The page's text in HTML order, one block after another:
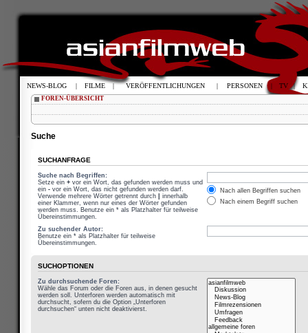
FOREN-ÜBERSICHT
Suche
SUCHANFRAGE
Suche nach Begriffen:
Setze ein + vor ein Wort, das gefunden werden muss und
ein - vor ein Wort, das nicht gefunden werden darf.
Verwende mehrere Wörter getrennt durch
innerhalb
einer Klammer, wenn nur eines der Wörter gefunden
werden muss. Benutze ein * als Platzhalter für teilweise
Übereinstimmungen.
Nach allen Begriffen suchen
Nach einem Begriff suchen
Zu suchender Autor:
Benutze ein * als Platzhalter für teilweise
Übereinstimmungen.
SUCHOPTIONEN
Zu durchsuchende Foren:
Wähle das Forum oder die Foren aus, in denen gesucht
werden soll. Unterforen werden automatisch mit
durchsucht, sofern du die Option „Unterforen
durchsuchen“ unten nicht deaktivierst.
NEWS-BLOG | FILME | VERÖFFENTLICHUNGEN | PERSONEN | TV |